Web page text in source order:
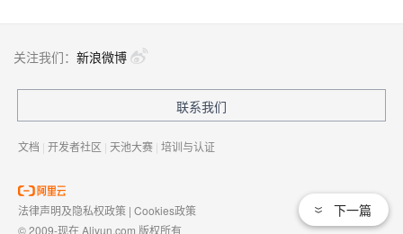
下一篇
关注我们： 新浪微博
联系我们
文档 | 开发者社区 | 天池大赛 | 培训与认证
法律声明及隐私权政策 | Cookies政策
© 2009-现在 Aliyun.com 版权所有